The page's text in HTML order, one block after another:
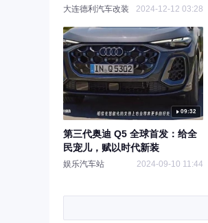
无损
大连德利汽车改装 2024-12-12 03:28
09:32
第三代奥迪 Q5 全球首发：给全
民宠儿，赋以时代新装
娱乐汽车站 2024-09-10 11:44